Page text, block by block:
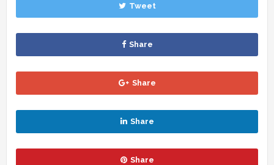
Tweet
Share
Share
Share
Share